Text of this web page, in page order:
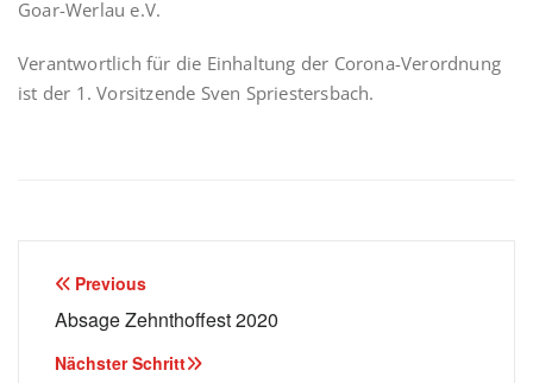
Goar-Werlau e.V.
Verantwortlich für die Einhaltung der Corona-Verordnung
ist der 1. Vorsitzende Sven Spriestersbach.
Beitragsnavigation
Previous
Absage Zehnthoffest 2020
Nächster Schritt